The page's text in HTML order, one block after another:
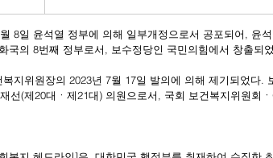
국의 8번째 정부로서, 보수정당인 국민의힘에서 창출되
지위원장의 2023년 7월 17일 발의에 의해 제기되었다.
선(제20대ㆍ제21대) 의원으로서, 국회 보건복지위원회